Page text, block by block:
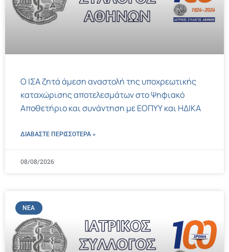
Ο ΙΣΑ ζητά άμεση αναστολή της υποχρεωτικής
καταχώρισης αποτελεσμάτων στο Ψηφιακό
Αποθετήριο και συνάντηση με ΕΟΠΥΥ και ΗΔΙΚΑ
ΔΙΑΒΑΣΤΕ ΠΕΡΙΣΣΌΤΕΡΑ »
08/08/2026
ΝΈΑ